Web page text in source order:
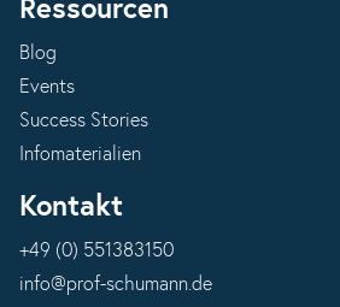
Ressourcen
Blog
Events
Success Stories
Infomaterialien
Kontakt
+49 (0) 551383150
info@prof-schumann.de